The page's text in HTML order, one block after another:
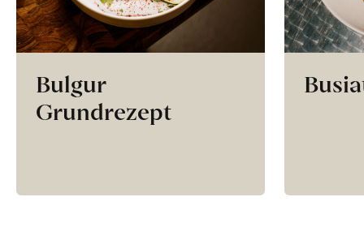
Bulgur
Grundrezept